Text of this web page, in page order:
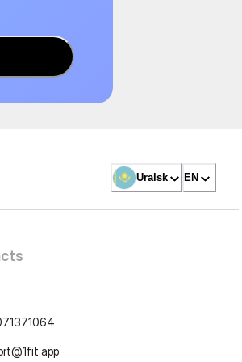
Uralsk EN